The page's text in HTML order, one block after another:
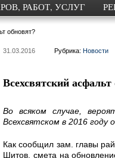
РАБОТ, УСЛУГ
обновят?
31.03.2016 Рубрика: Новости
Всехсвятский
Во всяком случае,
Всехсвятском в 2016 году
Как сообщил зам. главы
Шитов, смета на